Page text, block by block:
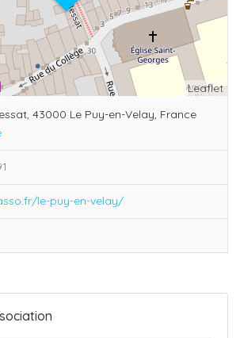
Leaflet
43000 Le Puy-en-Velay, France
le-puy-en-velay/